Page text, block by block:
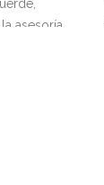
asesoría